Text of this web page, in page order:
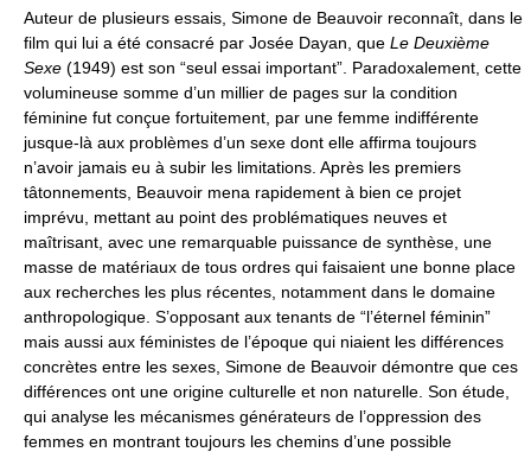
Auteur de plusieurs essais, Simone de Beauvoir reconnaît, dans le
film qui lui a été consacré par Josée Dayan, que Le Deuxième
Sexe (1949) est son “seul essai important”. Paradoxalement, cette
volumineuse somme d’un millier de pages sur la condition
féminine fut conçue fortuitement, par une femme indifférente
jusque-là aux problèmes d’un sexe dont elle affirma toujours
n’avoir jamais eu à subir les limitations. Après les premiers
tâtonnements, Beauvoir mena rapidement à bien ce projet
imprévu, mettant au point des problématiques neuves et
maîtrisant, avec une remarquable puissance de synthèse, une
masse de matériaux de tous ordres qui faisaient une bonne place
aux recherches les plus récentes, notamment dans le domaine
anthropologique. S’opposant aux tenants de “l’éternel féminin”
mais aussi aux féministes de l’époque qui niaient les différences
concrètes entre les sexes, Simone de Beauvoir démontre que ces
différences ont une origine culturelle et non naturelle. Son étude,
qui analyse les mécanismes générateurs de l’oppression des
femmes en montrant toujours les chemins d’une possible